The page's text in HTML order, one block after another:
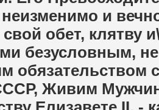
и
обет, клятву
безусловным,
обязательством
Живим